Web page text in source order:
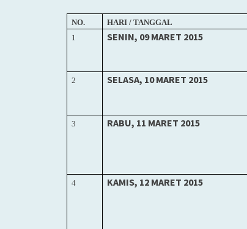
NO. HARI / TANGGAL
1
SENIN, 09MARET 2015
2 SELASA, 10 MARET 2015
3 RABU, 11 MARET 2015
4 KAMIS, 12 MARET 2015